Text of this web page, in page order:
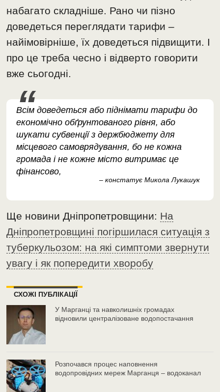
набагато складніше. Рано чи пізно
доведеться переглядати тарифи –
найімовірніше, їх доведеться підвищити. І
про це треба чесно і відверто говорити
вже сьогодні.
Всім доведеться або піднімати тарифи до
економічно обґрунтованого рівня, або
шукати субвенції з держбюджету для
місцевого самоврядування, бо не кожна
громада і не кожне місто витримає це
фінансово,
– констатує Микола Лукашук
Ще новини Дніпропетровщини: На
Дніпропетровщині погіршилася ситуація з
туберкульозом: на які симптоми звернути
увагу і як попередити хворобу
СХОЖІ ПУБЛІКАЦІЇ
У Марганці та навколишніх громадах
відновили централізоване водопостачання
Розпочався процес наповнення
водопровідних мереж Марганця – водоканал